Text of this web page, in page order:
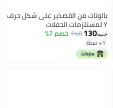
بالونات من القصدير على شكل حرف
Y لمستلزمات الحفلات
جنيه130
140 خصم 7%
1+ سنة